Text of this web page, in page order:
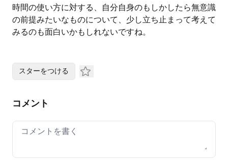
時間の使い方に対する、自分自身のもしかしたら無意識
の前提みたいなものについて、少し立ち止まって考えて
みるのも面白いかもしれないですね。
スターをつける
コメント
Your comment